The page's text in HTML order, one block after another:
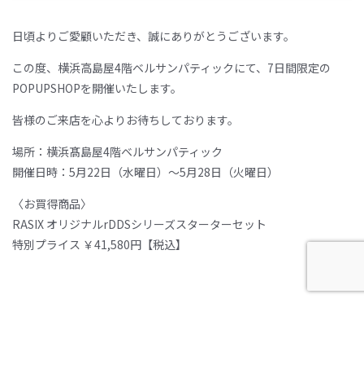
日頃よりご愛顧いただき、誠にありがとうございます。
この度、横浜高島屋4階ベルサンパティックにて、7日間限定の
POPUPSHOPを開催いたします。
皆様のご来店を心よりお待ちしております。
場所：横浜髙島屋4階ベルサンパティック
開催日時：5月22日（水曜日）〜5月28日（火曜日）
〈お買得商品〉
RASIX オリジナルrDDSシリーズスターターセット
特別プライス ￥41,580円【税込】